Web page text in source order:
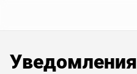
Уведомления